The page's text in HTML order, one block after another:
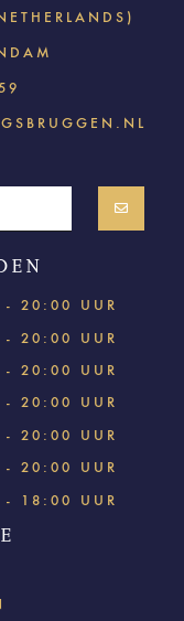
- 20:00 UUR
- 20:00 UUR
- 20:00 UUR
- 20:00 UUR
- 20:00 UUR
- 20:00 UUR
- 18:00 UUR